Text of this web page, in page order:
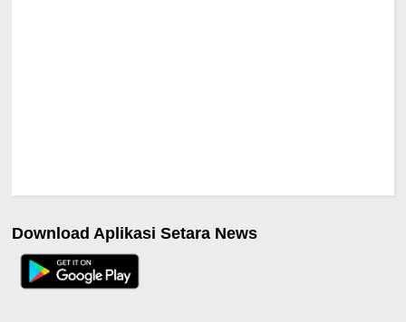
Download Aplikasi Setara News